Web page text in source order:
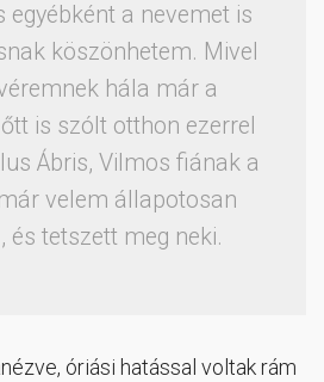
egyébként a nevemet is
köszönhetem. Mivel
hála már a
is szólt otthon ezerrel
Ábris, Vilmos fiának a
velem állapotosan
és tetszett meg neki.
óriási hatással voltak rám